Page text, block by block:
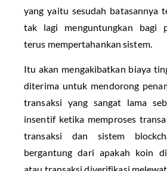
yang yaitu sesudah batasannya
tak lagi menguntungkan bagi
terus mempertahankan sistem.
Itu akan mengakibatkan biaya
diterima untuk mendorong
transaksi yang sangat lama
insentif ketika memproses
transaksi dan sistem
bergantung dari apakah koin